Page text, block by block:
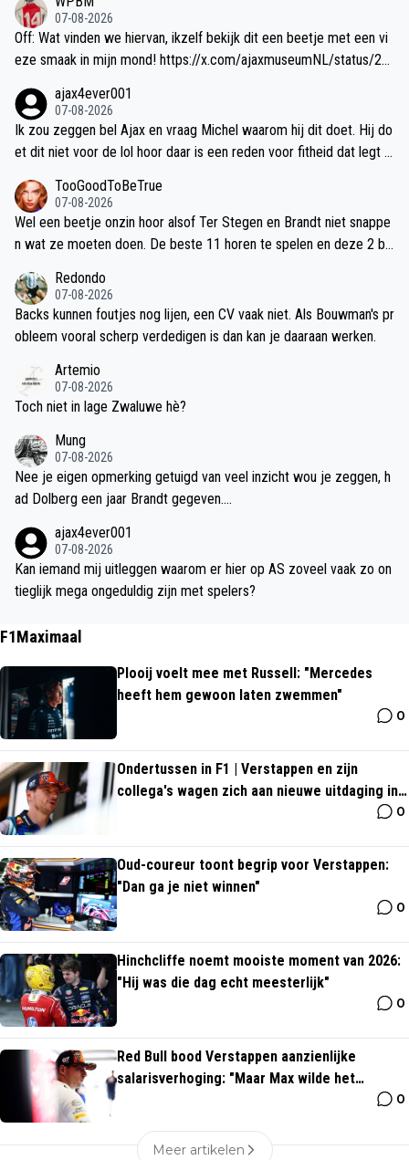
07-08-2026
Off: Wat vinden we hiervan, ikzelf bekijk dit een beetje met een vi
eze smaak in mijn mond! https://x.com/ajaxmuseumNL/status/20
ajax4ever001
07-08-2026
Ik zou zeggen bel Ajax en vraag Michel waarom hij dit doet. Hij do
et dit niet voor de lol hoor daar is een reden voor fitheid dat legt hi
TooGoodToBeTrue
07-08-2026
Wel een beetje onzin hoor alsof Ter Stegen en Brandt niet snappe
n wat ze moeten doen. De beste 11 horen te spelen en deze 2 be
eten leren heeft ons in het verleden al genoeg punten gekost.
Redondo
07-08-2026
Backs kunnen foutjes nog lijen, een CV vaak niet. Als Bouwman's pr
obleem vooral scherp verdedigen is dan kan je daaraan werken.
Artemio
07-08-2026
Toch niet in lage Zwaluwe hè?
Mung
07-08-2026
Nee je eigen opmerking getuigd van veel inzicht wou je zeggen, h
ad Dolberg een jaar Brandt gegeven....
ajax4ever001
07-08-2026
Kan iemand mij uitleggen waarom er hier op AS zoveel vaak zo on
tieglijk mega ongeduldig zijn met spelers?
F1Maximaal
Plooij voelt mee met Russell: "Mercedes
heeft hem gewoon laten zwemmen"
0
Ondertussen in F1 | Verstappen en zijn
collega's wagen zich aan nieuwe uitdaging in
0
Oud-coureur toont begrip voor Verstappen:
"Dan ga je niet winnen"
0
Hinchcliffe noemt mooiste moment van 2026:
"Hij was die dag echt meesterlijk"
0
Red Bull bood Verstappen aanzienlijke
salarisverhoging: "Maar Max wilde het
0
Meer artikelen